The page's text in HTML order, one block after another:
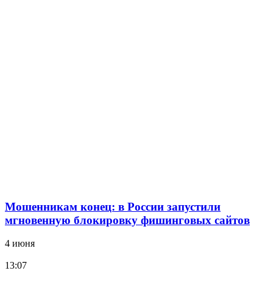
Мошенникам конец: в России запустили
мгновенную блокировку фишинговых сайтов
4 июня
13:07